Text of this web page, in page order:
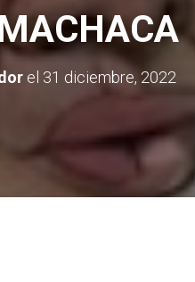
el 31 diciembre, 2022